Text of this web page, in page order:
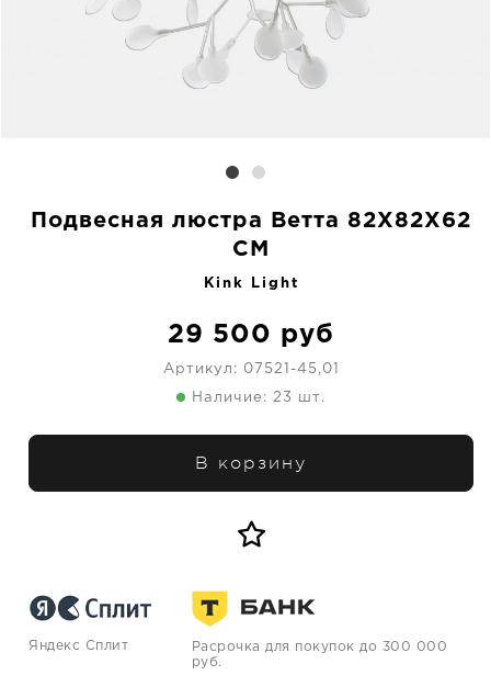
Подвесная люстра Ветта 82X82X62
CM
Kink Light
29 500 руб
Артикул: 07521-45,01
Наличие: 23 шт.
В корзину
Яндекс Сплит
Расрочка для покупок до 300 000
руб.